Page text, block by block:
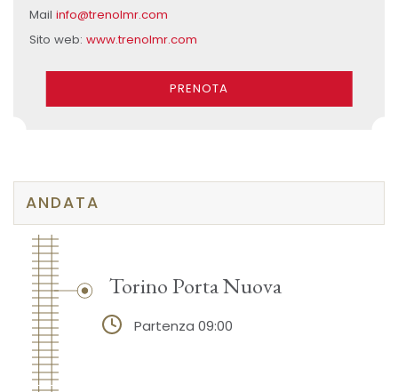
Mail info@trenolmr.com
Sito web: www.trenolmr.com
PRENOTA
ANDATA
Torino Porta Nuova
Partenza 09:00